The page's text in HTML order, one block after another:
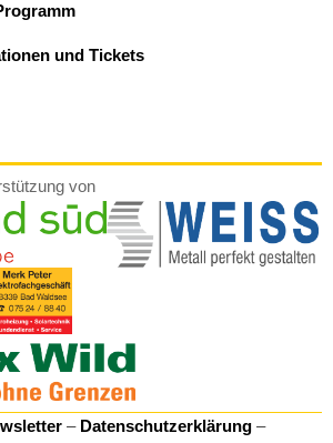
und Tickets
von
– Datenschutzerklärung –